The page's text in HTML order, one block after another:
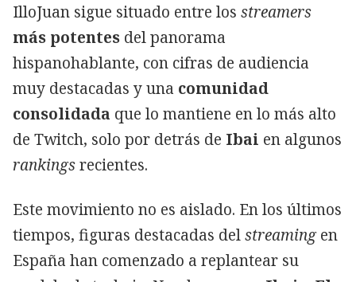
IlloJuan sigue situado entre los streamers
más potentes del panorama
hispanohablante, con cifras de audiencia
muy destacadas y una comunidad
consolidada que lo mantiene en lo más alto
de Twitch, solo por detrás de Ibai en algunos
rankingsrecientes.
Este movimiento no es aislado. En los últimos
tiempos, figuras destacadas delstreamingen
España han comenzado a replantear su